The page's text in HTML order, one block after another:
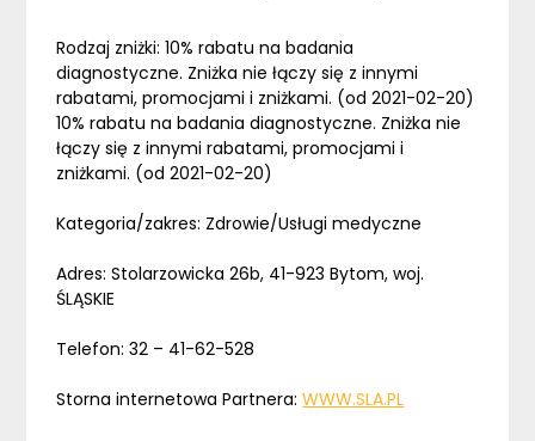
Rodzaj zniżki: 10% rabatu na badania
diagnostyczne. Zniżka nie łączy się z innymi
rabatami, promocjami i zniżkami. (od 2021-02-20)
10% rabatu na badania diagnostyczne. Zniżka nie
łączy się z innymi rabatami, promocjami i
zniżkami. (od 2021-02-20)
Kategoria/zakres: Zdrowie/Usługi medyczne
Adres: Stolarzowicka 26b, 41-923 Bytom, woj.
ŚLĄSKIE
Telefon: 32 – 41-62-528
Storna internetowa Partnera:WWW.SLA.PL